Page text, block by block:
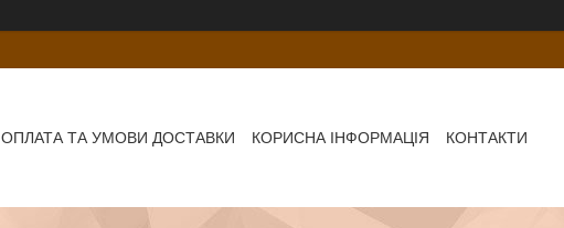
ОПЛАТА ТА УМОВИ ДОСТАВКИ КОРИСНА ІНФОРМАЦІЯ КОНТАКТИ